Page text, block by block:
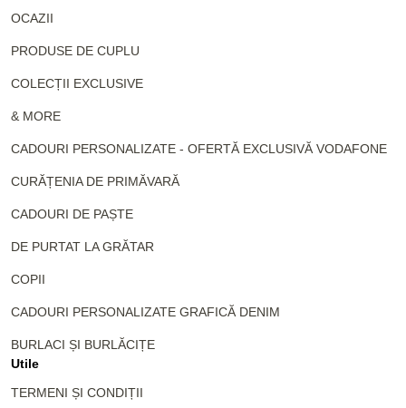
OCAZII
PRODUSE DE CUPLU
COLECȚII EXCLUSIVE
& MORE
CADOURI PERSONALIZATE - OFERTĂ EXCLUSIVĂ VODAFONE
CURĂȚENIA DE PRIMĂVARĂ
CADOURI DE PAȘTE
DE PURTAT LA GRĂTAR
COPII
CADOURI PERSONALIZATE GRAFICĂ DENIM
BURLACI ȘI BURLĂCIȚE
Utile
TERMENI ȘI CONDIȚII